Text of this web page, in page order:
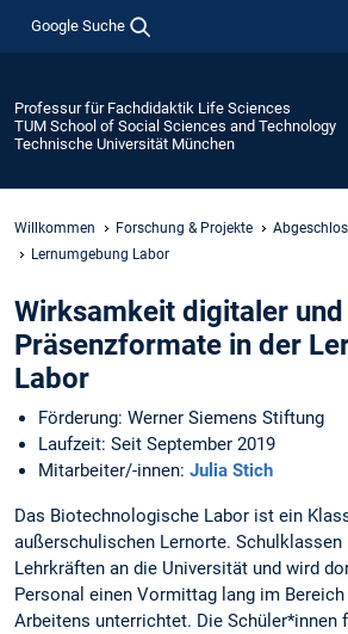
Google Suche
Professur für Fachdidaktik Life Sciences
TUM School of Social Sciences and Technology
Technische Universität München
Willkommen Forschung & Projekte
Lernumgebung Labor
Wirksamkeit digitaler und
Präsenzformate in der
Labor
Förderung: Werner Siemens Stiftung
Laufzeit: Seit September 2019
Mitarbeiter/-innen: Julia Stich
Das Biotechnologische Labor ist ein
außerschulischen Lernorte.
Lehrkräften an die Universität und wird
Personal einen Vormittag lang im
Arbeitens unterrichtet. Die Schüler*innen